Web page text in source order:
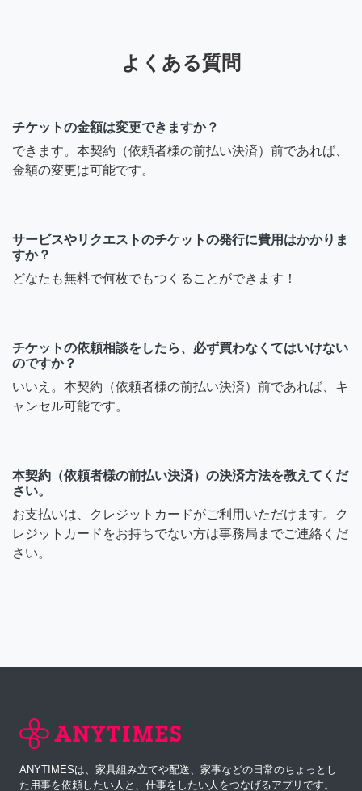
よくある質問
チケットの金額は変更できますか？
できます。本契約（依頼者様の前払い決済）前であれば、
金額の変更は可能です。
サービスやリクエストのチケットの発行に費用はかかりま
すか？
どなたも無料で何枚でもつくることができます！
チケットの依頼相談をしたら、必ず買わなくてはいけない
のですか？
いいえ。本契約（依頼者様の前払い決済）前であれば、キ
ャンセル可能です。
本契約（依頼者様の前払い決済）の決済方法を教えてくだ
さい。
お支払いは、クレジットカードがご利用いただけます。ク
レジットカードをお持ちでない方は事務局までご連絡くだ
さい。
ANYTIMESは、家具組み立てや配送、家事などの日常のちょっとし
た用事を依頼したい人と、仕事をしたい人をつなげるアプリです。